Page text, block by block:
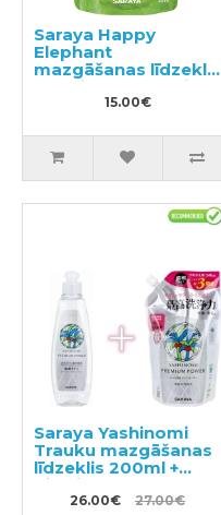
Saraya Happy
Elephant
mazgāšanas līdzeklis
traukiem, dārzeņiem
un augļiem, pildviela
15.00€
Saraya Yashinomi
Trauku mazgāšanas
līdzeklis 200ml +
pildviela 540ml
26.00€ 27.00€